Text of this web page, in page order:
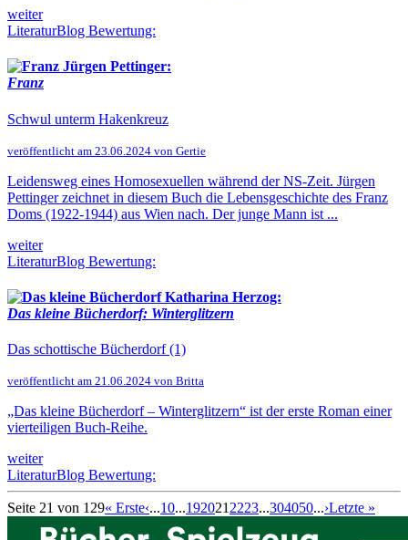
weiter
LiteraturBlog Bewertung:
Jürgen Pettinger:
Franz
Schwul unterm Hakenkreuz
veröffentlicht am 23.06.2024 von Gertie
Leidensweg eines Homosexuellen während der NS-Zeit. Jürgen
Pettinger zeichnet in diesem Buch die Lebensgeschichte des Franz
Doms (1922-1944) aus Wien nach. Der junge Mann ist ...
weiter
LiteraturBlog Bewertung:
Katharina Herzog:
Das kleine Bücherdorf: Winterglitzern
Das schottische Bücherdorf (1)
veröffentlicht am 21.06.2024 von Britta
„Das kleine Bücherdorf – Winterglitzern“ ist der erste Roman einer
vierteiligen Buch-Reihe.
weiter
LiteraturBlog Bewertung:
Seite 21 von 129« Erste‹...10...192021 2223...304050...›Letzte »